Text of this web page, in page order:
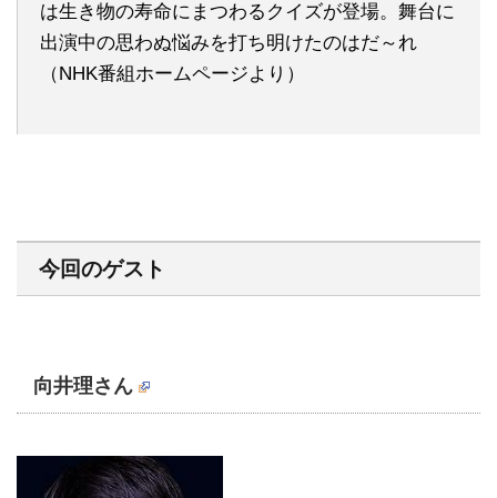
は生き物の寿命にまつわるクイズが登場。舞台に
出演中の思わぬ悩みを打ち明けたのはだ～れ
（NHK番組ホームページより）
今回のゲスト
向井理さん